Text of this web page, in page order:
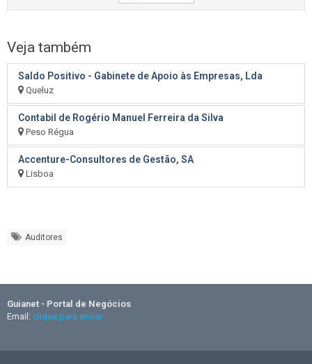
Veja também
Saldo Positivo - Gabinete de Apoio às Empresas, Lda
Queluz
Contabil de Rogério Manuel Ferreira da Silva
Peso Régua
Accenture-Consultores de Gestão, SA
Lisboa
Auditores
Guianet - Portal de Negócios
Email: clique para enviar